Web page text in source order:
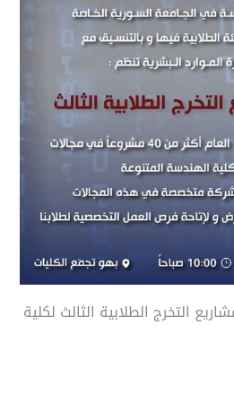
التخرج الطلابية الثالث لكلية